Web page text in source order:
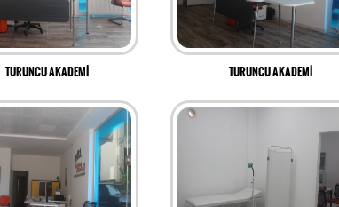
TURUNCU AKADEMİ TURUNCU AKADEMİ